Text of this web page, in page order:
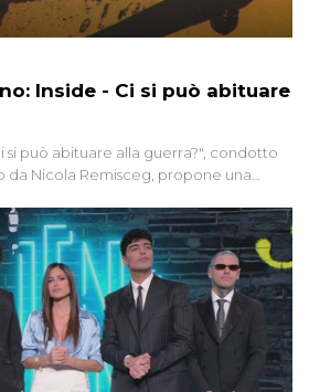
Inside - Ci si può abituare
si può abituare alla guerra?", condotto
da Nicola Remisceg, propone una
sia diventata una realtà pervasiva.
coinvolta in conflitti armati, il
considerarla un fenomeno